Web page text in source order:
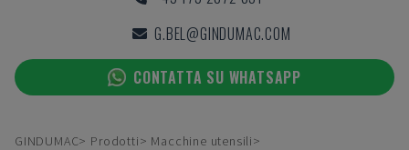
G.BEL@GINDUMAC.COM
CONTATTA SU WHATSAPP
GINDUMAC Prodotti
Macchine utensili